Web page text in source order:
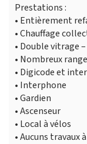
Prestations :
• Entièrement
• Chauffage
• Double vitrage
• Nombreux
• Digicode et
• Interphone
• Gardien
• Ascenseur
• Local à vélos
• Aucuns travaux